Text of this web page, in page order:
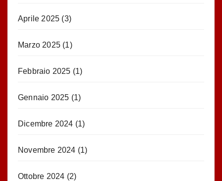
Aprile 2025 (3)
Marzo 2025 (1)
Febbraio 2025 (1)
Gennaio 2025 (1)
Dicembre 2024 (1)
Novembre 2024 (1)
Ottobre 2024 (2)